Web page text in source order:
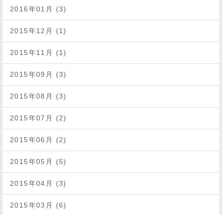
2016年01月 (3)
2015年12月 (1)
2015年11月 (1)
2015年09月 (3)
2015年08月 (3)
2015年07月 (2)
2015年06月 (2)
2015年05月 (5)
2015年04月 (3)
2015年03月 (6)